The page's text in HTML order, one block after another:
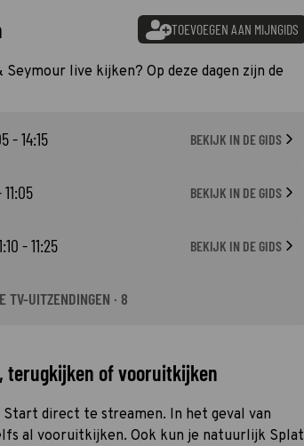
TOEVOEGEN AAN MIJNGIDS
live kijken? Op deze dagen zijn de
- 14:15 BEKIJK IN DE GIDS
BEKIJK IN DE GIDS
- 11:25 BEKIJK IN DE GIDS
TV-UITZENDINGEN · 8
terugkijken of vooruitkijken
Start direct te streamen. In het geval van
al vooruitkijken. Ook kun je natuurlijk Splat